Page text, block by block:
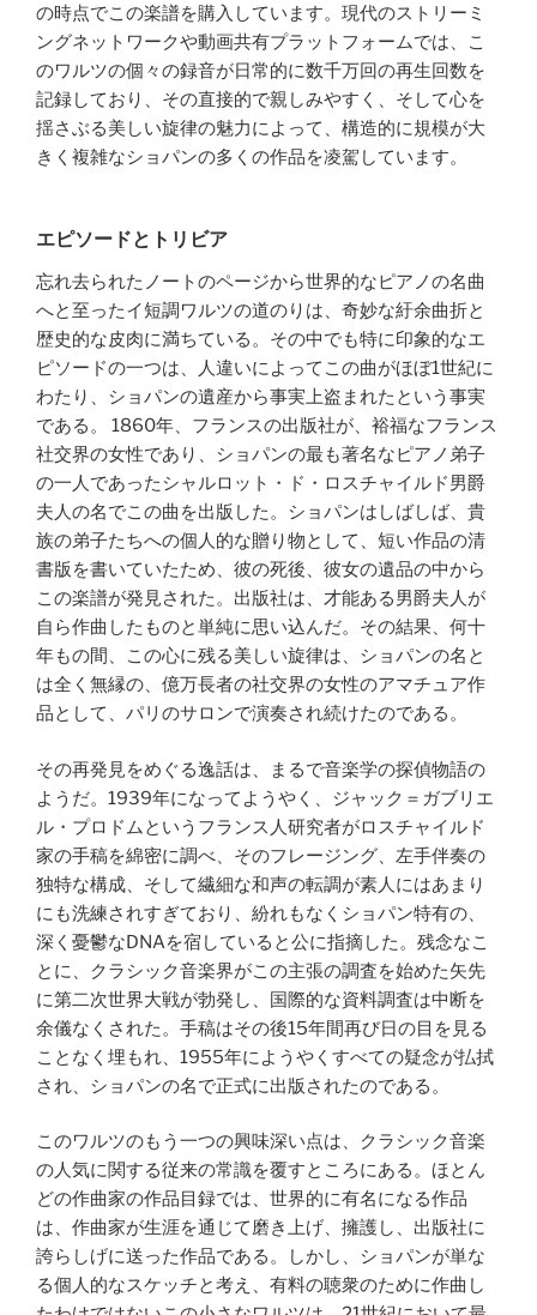
の時点でこの楽譜を購入しています。現代のストリーミ
ングネットワークや動画共有プラットフォームでは、こ
のワルツの個々の録音が日常的に数千万回の再生回数を
記録しており、その直接的で親しみやすく、そして心を
揺さぶる美しい旋律の魅力によって、構造的に規模が大
きく複雑なショパンの多くの作品を凌駕しています。
エピソードとトリビア
忘れ去られたノートのページから世界的なピアノの名曲
へと至ったイ短調ワルツの道のりは、奇妙な紆余曲折と
歴史的な皮肉に満ちている。その中でも特に印象的なエ
ピソードの一つは、人違いによってこの曲がほぼ1世紀に
わたり、ショパンの遺産から事実上盗まれたという事実
である。 1860年、フランスの出版社が、裕福なフランス
社交界の女性であり、ショパンの最も著名なピアノ弟子
の一人であったシャルロット・ド・ロスチャイルド男爵
夫人の名でこの曲を出版した。ショパンはしばしば、貴
族の弟子たちへの個人的な贈り物として、短い作品の清
書版を書いていたため、彼の死後、彼女の遺品の中から
この楽譜が発見された。出版社は、才能ある男爵夫人が
自ら作曲したものと単純に思い込んだ。その結果、何十
年もの間、この心に残る美しい旋律は、ショパンの名と
は全く無縁の、億万長者の社交界の女性のアマチュア作
品として、パリのサロンで演奏され続けたのである。
その再発見をめぐる逸話は、まるで音楽学の探偵物語の
ようだ。1939年になってようやく、ジャック＝ガブリエ
ル・プロドムというフランス人研究者がロスチャイルド
家の手稿を綿密に調べ、そのフレージング、左手伴奏の
独特な構成、そして繊細な和声の転調が素人にはあまり
にも洗練されすぎており、紛れもなくショパン特有の、
深く憂鬱なDNAを宿していると公に指摘した。残念なこ
とに、クラシック音楽界がこの主張の調査を始めた矢先
に第二次世界大戦が勃発し、国際的な資料調査は中断を
余儀なくされた。手稿はその後15年間再び日の目を見る
ことなく埋もれ、1955年にようやくすべての疑念が払拭
され、ショパンの名で正式に出版されたのである。
このワルツのもう一つの興味深い点は、クラシック音楽
の人気に関する従来の常識を覆すところにある。ほとん
どの作曲家の作品目録では、世界的に有名になる作品
は、作曲家が生涯を通じて磨き上げ、擁護し、出版社に
誇らしげに送った作品である。しかし、ショパンが単な
る個人的なスケッチと考え、有料の聴衆のために作曲し